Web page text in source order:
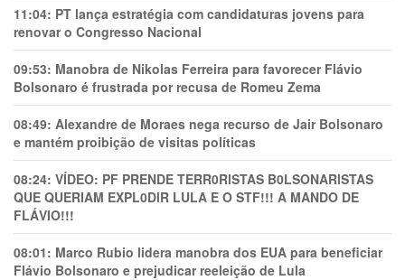
11:04: PT lança estratégia com candidaturas jovens para
renovar o Congresso Nacional
09:53: Manobra de Nikolas Ferreira para favorecer Flávio
Bolsonaro é frustrada por recusa de Romeu Zema
08:49: Alexandre de Moraes nega recurso de Jair Bolsonaro
e mantém proibição de visitas políticas
08:24: VÍDEO: PF PRENDE TERR0RlSTAS B0LSONARlSTAS
QUE QUERIAM EXPL0DlR LULA E O STF!!! A MANDO DE
FLÁVIO!!!
08:01: Marco Rubio lidera manobra dos EUA para beneficiar
Flávio Bolsonaro e prejudicar reeleição de Lula